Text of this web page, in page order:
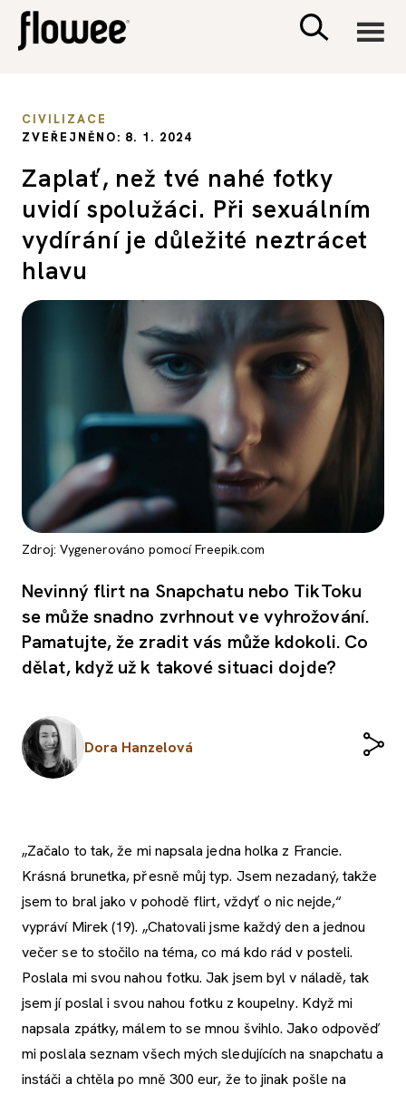
PSYCHOLOGIE
PORADNA
CIVILIZACE
ZVEŘEJNĚNO: 8. 1. 2024
Zaplať, než tvé nahé fotky
uvidí spolužáci. Při sexuálním
vydírání je důležité neztrácet
hlavu
Zdroj: Vygenerováno pomocí Freepik.com
Nevinný flirt na Snapchatu nebo TikToku
se může snadno zvrhnout ve vyhrožování.
Pamatujte, že zradit vás může kdokoli. Co
dělat, když už k takové situaci dojde?
Dora Hanzelová
„Začalo to tak, že mi napsala jedna holka z Francie.
Krásná brunetka, přesně můj typ. Jsem nezadaný, takže
jsem to bral jako v pohodě flirt, vždyť o nic nejde,“
vypráví Mirek (19). „Chatovali jsme každý den a jednou
večer se to stočilo na téma, co má kdo rád v posteli.
Poslala mi svou nahou fotku. Jak jsem byl v náladě, tak
jsem jí poslal i svou nahou fotku z koupelny. Když mi
napsala zpátky, málem to se mnou švihlo. Jako odpověď
mi poslala seznam všech mých sledujících na snapchatu a
instáči a chtěla po mně 300 eur, že to jinak pošle na